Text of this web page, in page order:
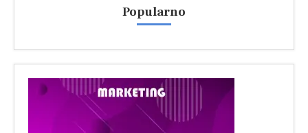
Popularno